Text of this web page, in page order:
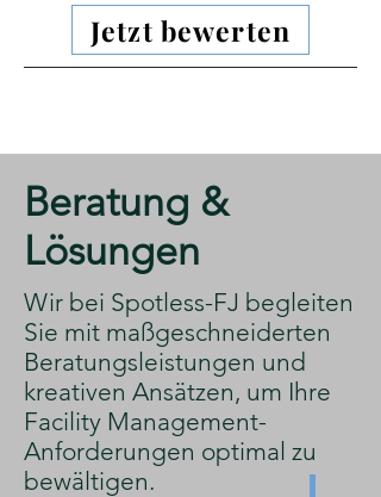
Jetzt bewerten
​Beratung &
Lösungen
​Wir bei Spotless-FJ begleiten
Sie mit maßgeschneiderten
Beratungsleistungen und
kreativen Ansätzen, um Ihre
Facility Management-
Anforderungen optimal zu
bewältigen.